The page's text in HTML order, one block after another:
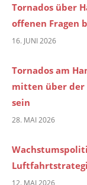
Tornados über
offenen Fragen
16. JUNI 2026
Tornados am
mitten über der
sein
28. MAI 2026
12. MAI 2026